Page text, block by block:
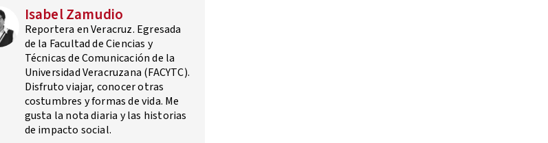
Isabel Zamudio
Reportera en Veracruz. Egresada
de la Facultad de Ciencias y
Técnicas de Comunicación de la
Universidad Veracruzana (FACYTC).
Disfruto viajar, conocer otras
costumbres y formas de vida. Me
gusta la nota diaria y las historias
de impacto social.